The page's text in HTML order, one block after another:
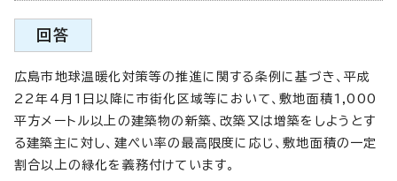
回答
広島市地球温暖化対策等の推進に関する条例に基づき、平成
22年4月1日以降に市街化区域等において、敷地面積1,000
平方メートル以上の建築物の新築、改築又は増築をしようとす
る建築主に対し、建ぺい率の最高限度に応じ、敷地面積の一定
割合以上の緑化を義務付けています。